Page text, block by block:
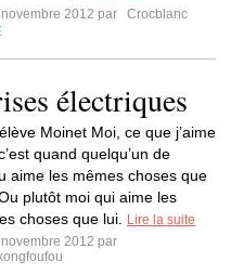
novembre 2012 par
Crocblanc
électriques
Moinet Moi, ce que j’aime
quand quelqu’un de
aime les mêmes choses que
plutôt moi qui aime les
choses que lui.
Lire la suite
novembre 2012 par